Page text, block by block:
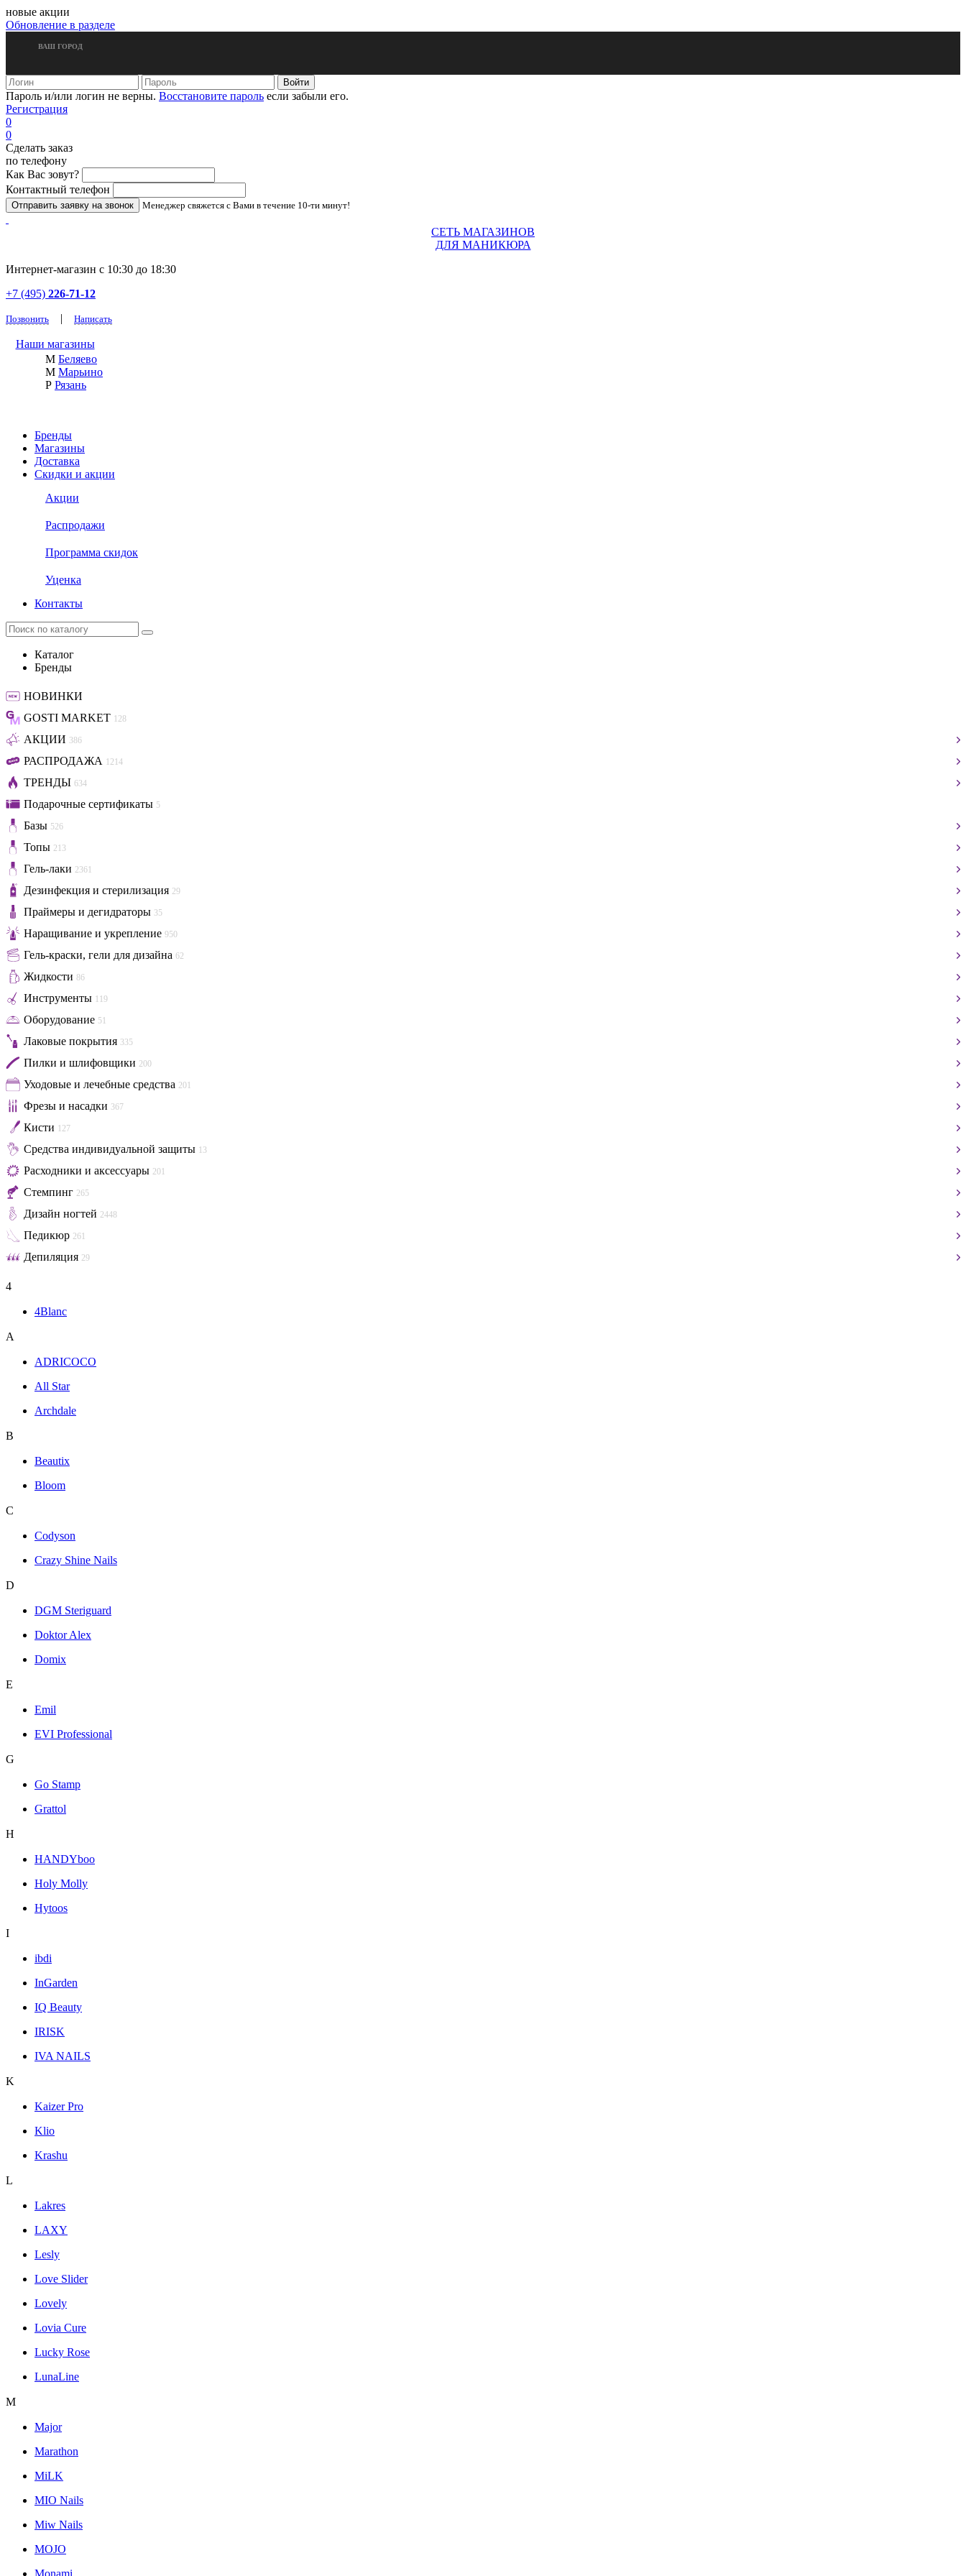
новые акции
Обновление в разделе
ВАШ ГОРОД
Пароль и/или логин не верны. Восстановите пароль если забыли его.
Регистрация
0
0
Сделать заказ
по телефону
Как Вас зовут?
Контактный телефон
Менеджер свяжется с Вами в течение 10-ти минут!
СЕТЬ МАГАЗИНОВ
ДЛЯ МАНИКЮРА
Интернет-магазин с 10:30 до 18:30
+7 (495) 226-71-12
Позвонить | Написать
Наши магазины
М Беляево
М Марьино
Р Рязань
Бренды
Магазины
Доставка
Скидки и акции
Акции
Распродажи
Программа скидок
Уценка
Контакты
Каталог
Бренды
НОВИНКИ
GOSTI MARKET 128
АКЦИИ 386
РАСПРОДАЖА 1214
ТРЕНДЫ 634
Подарочные сертификаты 5
Базы 526
Топы 213
Гель-лаки 2361
Дезинфекция и стерилизация 29
Праймеры и дегидраторы 35
Наращивание и укрепление 950
Гель-краски, гели для дизайна 62
Жидкости 86
Инструменты 119
Оборудование 51
Лаковые покрытия 335
Пилки и шлифовщики 200
Уходовые и лечебные средства 201
Фрезы и насадки 367
Кисти 127
Средства индивидуальной защиты 13
Расходники и аксессуары 201
Стемпинг 265
Дизайн ногтей 2448
Педикюр 261
Депиляция 29
4
4Blanc
A
ADRICOCO
All Star
Archdale
B
Beautix
Bloom
C
Codyson
Crazy Shine Nails
D
DGM Steriguard
Doktor Alex
Domix
E
Emil
EVI Professional
G
Go Stamp
Grattol
H
HANDYboo
Holy Molly
Hytoos
I
ibdi
InGarden
IQ Beauty
IRISK
IVA NAILS
K
Kaizer Pro
Klio
Krashu
L
Lakres
LAXY
Lesly
Love Slider
Lovely
Lovia Cure
Lucky Rose
LunaLine
M
Major
Marathon
MiLK
MIO Nails
Miw Nails
MOJO
Monami